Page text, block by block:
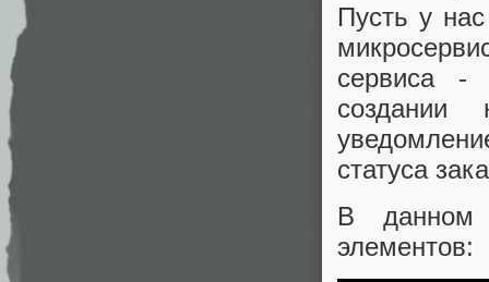
Пусть у
сервиса -
создании
статуса
В данном
элементов: